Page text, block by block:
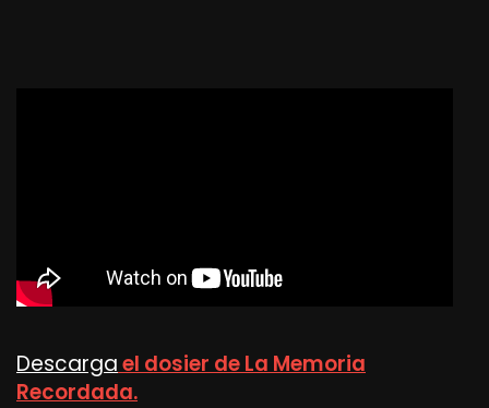
Descargael dosier de La Memoria
Recordada.